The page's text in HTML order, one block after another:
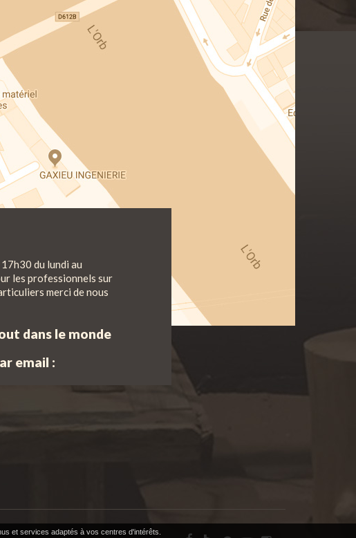
du lundi au
les professionnels sur
merci de nous
dans le monde
email :
et services adaptés à vos centres d'intérêts.